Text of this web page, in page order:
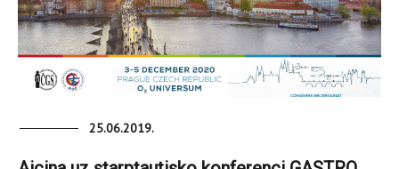
25.06.2019.